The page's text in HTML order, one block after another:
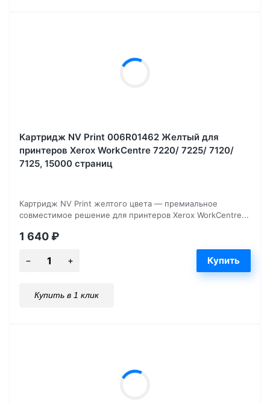
Картридж NV Print 006R01462 Желтый для
принтеров Xerox WorkCentre 7220/ 7225/ 7120/
7125, 15000 страниц
Картридж NV Print желтого цвета — премиальное
совместимое решение для принтеров Xerox WorkCentre...
1 640₽
Купить в 1 клик